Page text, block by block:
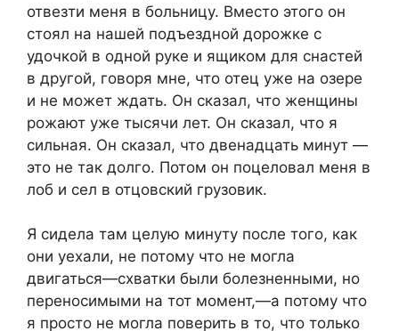
отвезти меня в больницу. Вместо этого он
стоял на нашей подъездной дорожке с
удочкой в одной руке и ящиком для снастей
в другой, говоря мне, что отец уже на озере
и не может ждать. Он сказал, что женщины
рожают уже тысячи лет. Он сказал, что я
сильная. Он сказал, что двенадцать минут —
это не так долго. Потом он поцеловал меня в
лоб и сел в отцовский грузовик.
Я сидела там целую минуту после того, как
они уехали, не потому что не могла
двигаться—схватки были болезненными, но
переносимыми на тот момент,—а потому что
я просто не могла поверить в то, что только